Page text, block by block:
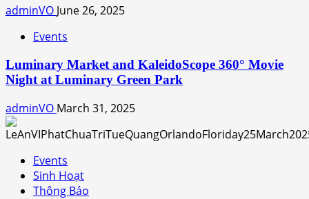
adminVO June 26, 2025
Events
Luminary Market and KaleidoScope 360° Movie
Night at Luminary Green Park
adminVO March 31, 2025
Events
Sinh Hoạt
Thông Báo